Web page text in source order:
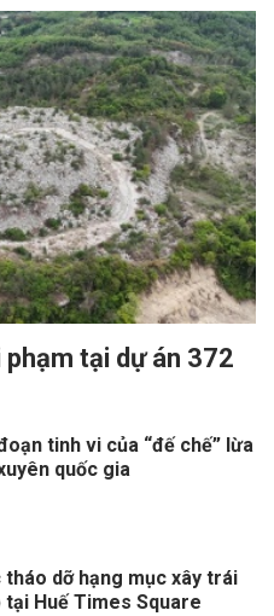
tại dự án 372
tinh vi của “đế chế” lừa
quốc gia
tháo dỡ hạng mục xây trái
tại Huế Times Square